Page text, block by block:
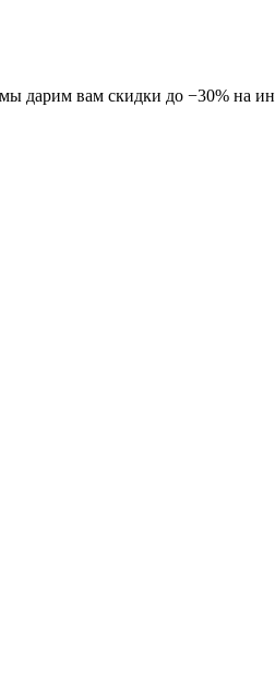
дарим вам скидки до −30% на